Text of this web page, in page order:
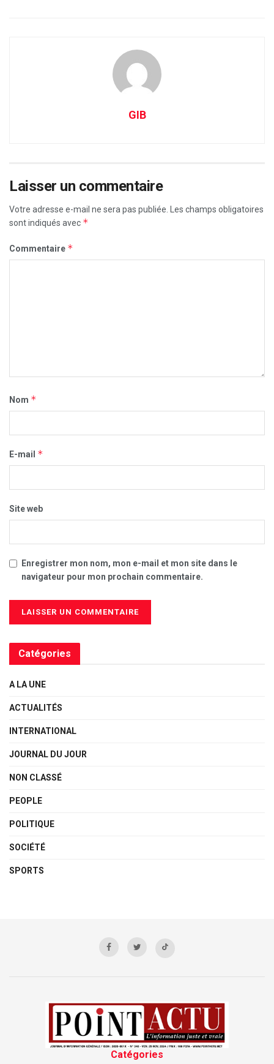
GIB
Laisser un commentaire
Votre adresse e-mail ne sera pas publiée. Les champs obligatoires
sont indiqués avec *
Commentaire *
Nom *
E-mail *
Site web
Enregistrer mon nom, mon e-mail et mon site dans le
navigateur pour mon prochain commentaire.
Catégories
A LA UNE
ACTUALITÉS
INTERNATIONAL
JOURNAL DU JOUR
NON CLASSÉ
PEOPLE
POLITIQUE
SOCIÉTÉ
SPORTS
Catégories